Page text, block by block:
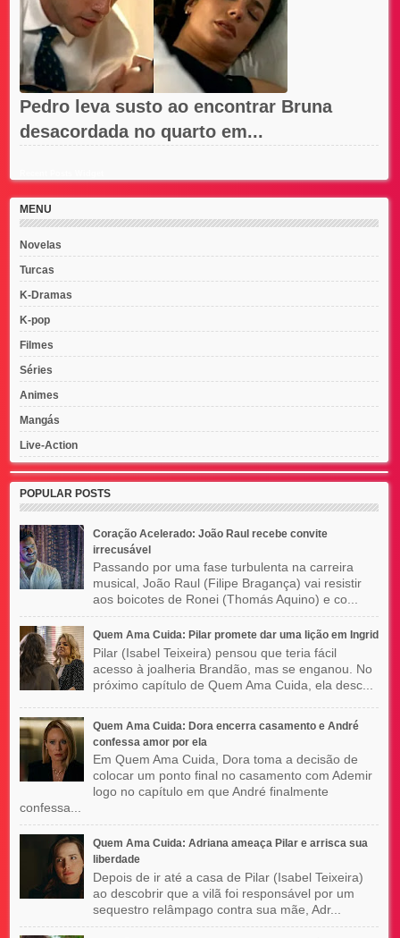
Pedro leva susto ao encontrar Bruna
desacordada no quarto em...
MENU
Novelas
Turcas
K-Dramas
K-pop
Filmes
Séries
Animes
Mangás
Live-Action
POPULAR POSTS
Coração Acelerado: João Raul recebe convite
irrecusável
Passando por uma fase turbulenta na carreira
musical, João Raul (Filipe Bragança) vai resistir
aos boicotes de Ronei (Thomás Aquino) e co...
Quem Ama Cuida: Pilar promete dar uma lição em Ingrid
Pilar (Isabel Teixeira) pensou que teria fácil
acesso à joalheria Brandão, mas se enganou. No
próximo capítulo de Quem Ama Cuida, ela desc...
Quem Ama Cuida: Dora encerra casamento e André
confessa amor por ela
Em Quem Ama Cuida, Dora toma a decisão de
colocar um ponto final no casamento com Ademir
logo no capítulo em que André finalmente
confessa...
Quem Ama Cuida: Adriana ameaça Pilar e arrisca sua
liberdade
Depois de ir até a casa de Pilar (Isabel Teixeira)
ao descobrir que a vilã foi responsável por um
sequestro relâmpago contra sua mãe, Adr...